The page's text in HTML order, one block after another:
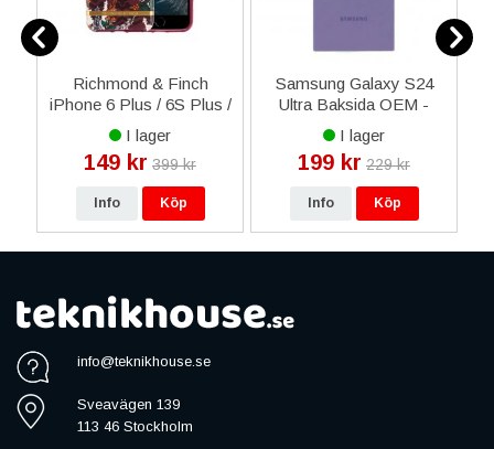
Richmond & Finch
iPhone 6 Plus / 6S Plus /
7 Plus / iPhone 8 Plus
Skal - Blommig Zebra
I lager
149 kr 399 kr
Info Köp
Samsung Galaxy S24
Ultra Baksida OEM -
Mörklila
I lager
199 kr 229 kr
Info Köp
info@teknikhouse.se
Sveavägen 139
113 46 Stockholm